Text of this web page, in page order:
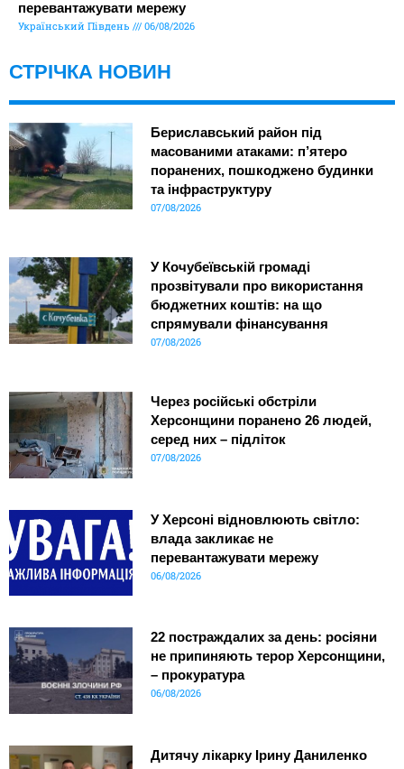
перевантажувати мережу
Український Південь 06/08/2026
СТРІЧКА НОВИН
Бериславський район під
масованими атаками: п’ятеро
поранених, пошкоджено будинки
та інфраструктуру
07/08/2026
У Кочубеївській громаді
прозвітували про використання
бюджетних коштів: на що
спрямували фінансування
07/08/2026
Через російські обстріли
Херсонщини поранено 26 людей,
серед них – підліток
07/08/2026
У Херсоні відновлюють світло:
влада закликає не
перевантажувати мережу
06/08/2026
22 постраждалих за день: росіяни
не припиняють терор Херсонщини,
– прокуратура
06/08/2026
Дитячу лікарку Ірину Даниленко